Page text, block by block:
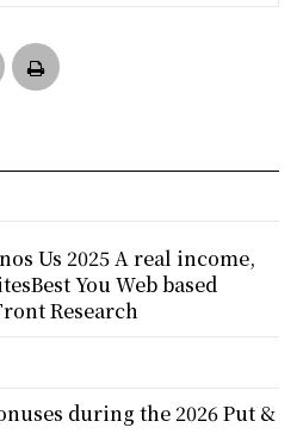
Us 2025 A real income,
You Web based
Research
during the 2026 Put &